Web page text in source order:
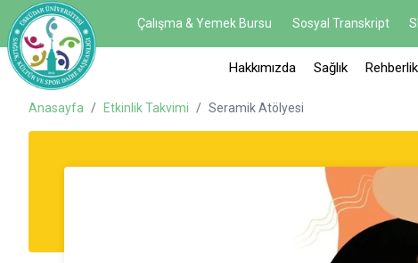
Çalışma & Yemek Bursu Sosyal Transkript
Hakkımızda Sağlık
Anasayfa / Etkinlik Takvimi / Seramik Atölyesi